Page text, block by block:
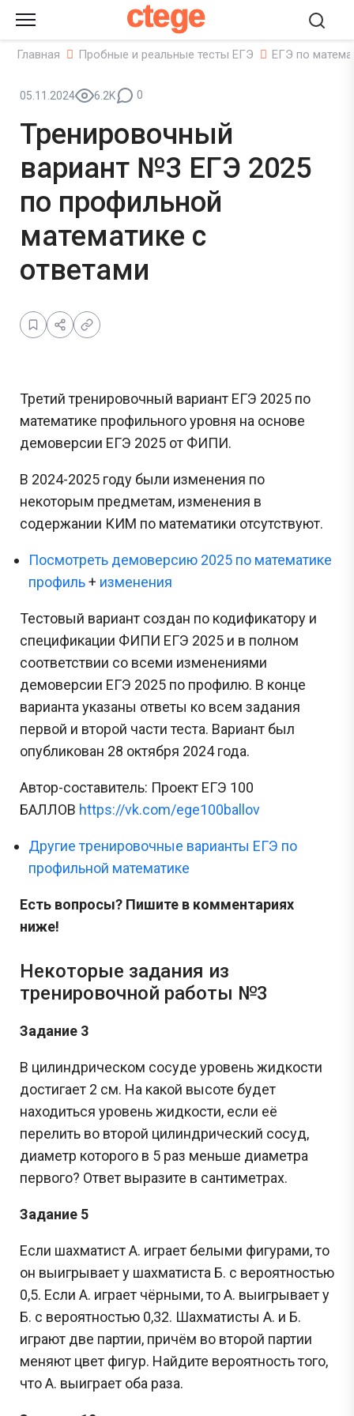
ctege
Главная Пробные и реальные тесты ЕГЭ ЕГЭ по
05.11.2024 6.2K 0
Тренировочный
вариант №3 ЕГЭ 2025
по профильной
математике с
ответами
Третий тренировочный вариант ЕГЭ 2025 по
математике профильного уровня на основе
демоверсии ЕГЭ 2025 от ФИПИ.
В 2024-2025 году были изменения по
некоторым предметам, изменения в
содержании КИМ по математики отсутствуют.
Посмотреть демоверсию 2025 по математике
профиль+ изменения
Тестовый вариант создан по кодификатору и
спецификации ФИПИ ЕГЭ 2025 и в полном
соответствии со всеми изменениями
демоверсии ЕГЭ 2025 по профилю. В конце
варианта указаны ответы ко всем задания
первой и второй части теста. Вариант был
опубликован 28 октября 2024 года.
Автор-составитель: Проект ЕГЭ 100
БАЛЛОВ https://vk.com/ege100ballov
Другие тренировочные варианты ЕГЭ по
профильной математике
Есть вопросы? Пишите в комментариях
ниже!
Некоторые задания из
тренировочной работы №3
Задание 3
В цилиндрическом сосуде уровень жидкости
достигает 2 см. На какой высоте будет
находиться уровень жидкости, если её
перелить во второй цилиндрический сосуд,
диаметр которого в 5 раз меньше диаметра
первого? Ответ выразите в сантиметрах.
Задание 5
Если шахматист А. играет белыми фигурами, то
он выигрывает у шахматиста Б. с вероятностью
0,5. Если А. играет чёрными, то А. выигрывает у
Б. с вероятностью 0,32. Шахматисты А. и Б.
играют две партии, причём во второй партии
меняют цвет фигур. Найдите вероятность того,
что А. выиграет оба раза.